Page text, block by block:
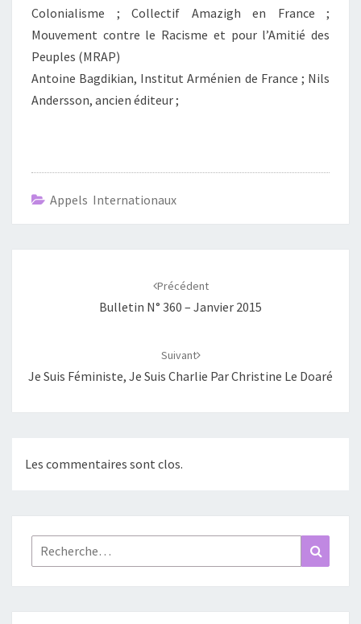
Colonialisme ; Collectif Amazigh en France ;
Mouvement contre le Racisme et pour l’Amitié des
Peuples (MRAP)
Antoine Bagdikian, Institut Arménien de France ; Nils
Andersson, ancien éditeur ;
Appels Internationaux
Précédent
Bulletin N° 360 – Janvier 2015
Suivant
Je Suis Féministe, Je Suis Charlie Par Christine Le Doaré
Les commentaires sont clos.
Rechercher :